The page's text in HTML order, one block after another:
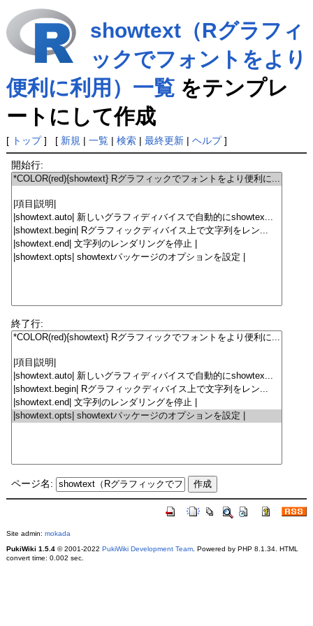
showtext（Rグラフィ
ックでフォントをより
便利に利用）一覧をテンプレ
ートにして作成
[ トップ] [ 新規 | 一覧| 検索| 最終更新| ヘルプ]
開始行:
終了行:
ページ名:
Site admin: mokada
PukiWiki 1.5.4© 2001-2022 PukiWiki Development Team. Powered by PHP 8.1.34. HTML
convert time: 0.002 sec.